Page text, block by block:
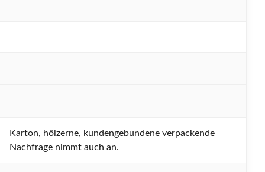
Karton, hölzerne, kundengebundene verpackende
Nachfrage nimmt auch an.